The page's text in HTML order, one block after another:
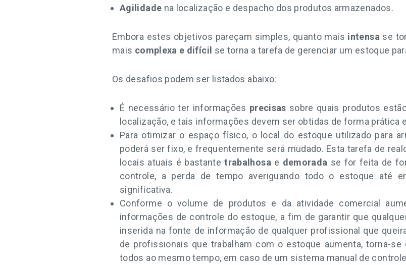
Agilidade na localização e despacho dos produtos armazenados.
Embora estes objetivos pareçam simples, quanto mais intensa se
mais complexa e difícil se torna a tarefa de gerenciar um estoque
Os desafios podem ser listados abaixo:
É necessário ter informações precisas sobre quais produtos
localização, e tais informações devem ser obtidas de forma prática
Para otimizar o espaço físico, o local do estoque utilizado para
poderá ser fixo, e frequentemente será mudado. Esta tarefa de
locais atuais é bastantetrabalhosa e demorada se for feita de
controle, a perda de tempo averiguando todo o estoque até
significativa.
Conforme o volume de produtos e da atividade comercial
informações de controle do estoque, a fim de garantir que
inserida na fonte de informação de qualquer profissional que
de profissionais que trabalham com o estoque aumenta, torna-se
todos ao mesmo tempo, em caso de um sistema manual de